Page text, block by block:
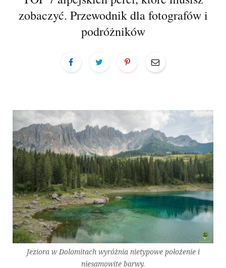
r
zobaczyć. Przewodnik dla fotografów i
podróżników
Jeziora w Dolomitach wyróżnia nietypowe położenie i
niesamowite barwy.